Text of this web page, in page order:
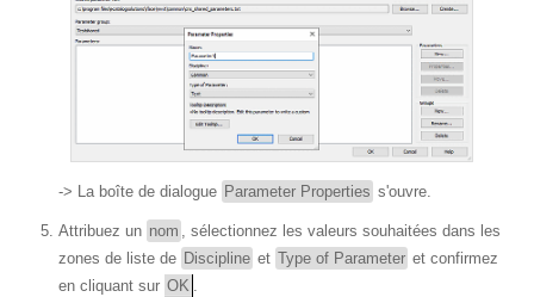
-> La boîte de dialogue Parameter Properties s'ouvre.
Attribuez un nom
, sélectionnez les valeurs souhaitées dans les
zones de liste de Discipline et Type of Parameter et confirmez
en cliquant sur OK